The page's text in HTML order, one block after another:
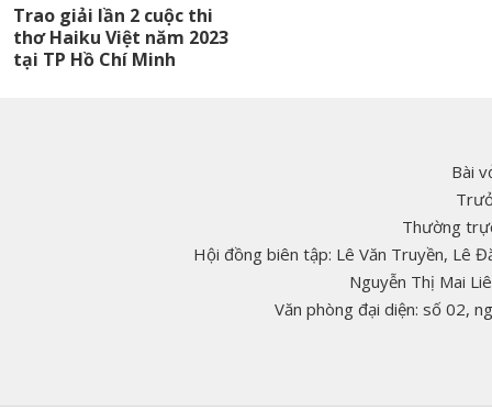
Trao giải lần 2 cuộc thi
thơ Haiku Việt năm 2023
tại TP Hồ Chí Minh
Bài
Thường
Hội đồng biên tập: Lê Văn Truyền, Lê
Nguyễn Thị Mai
Văn phòng đại diện: số 02,